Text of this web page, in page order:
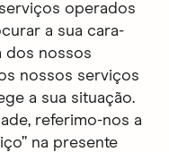
operados
a sua cara-
dos nossos
nossos serviços
a sua situação.
referimo-nos a
na presente